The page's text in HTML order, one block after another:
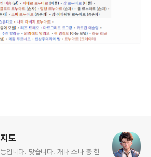
도
입니다. 맞습니다. 개나 소나 중 한